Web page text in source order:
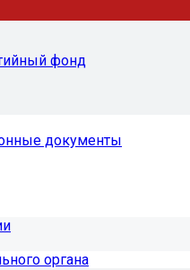
фонд
документы
органа